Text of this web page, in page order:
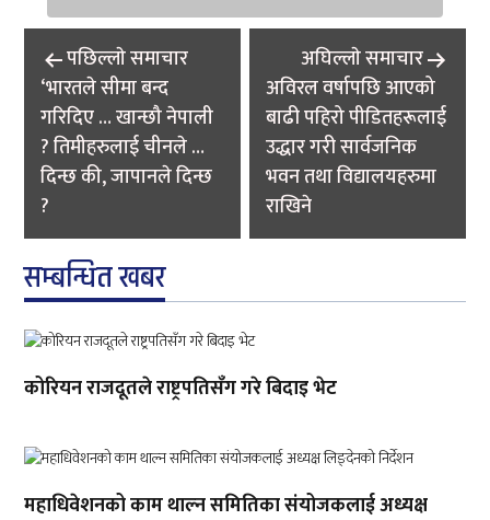
Post
navigation
पछिल्लाे समाचार
‘भारतले सीमा बन्द
गरिदिए … खान्छौ नेपाली
? तिमीहरुलाई चीनले …
दिन्छ की, जापानले दिन्छ
?
अघिल्लाे समाचार
अविरल वर्षापछि आएको
बाढी पहिरो पीडितहरूलाई
उद्धार गरी सार्वजनिक
भवन तथा विद्यालयहरुमा
राखिने
सम्बन्धित खबर
कोरियन राजदूतले राष्ट्रपतिसँग गरे बिदाइ भेट
महाधिवेशनको काम थाल्न समितिका संयोजकलाई अध्यक्ष